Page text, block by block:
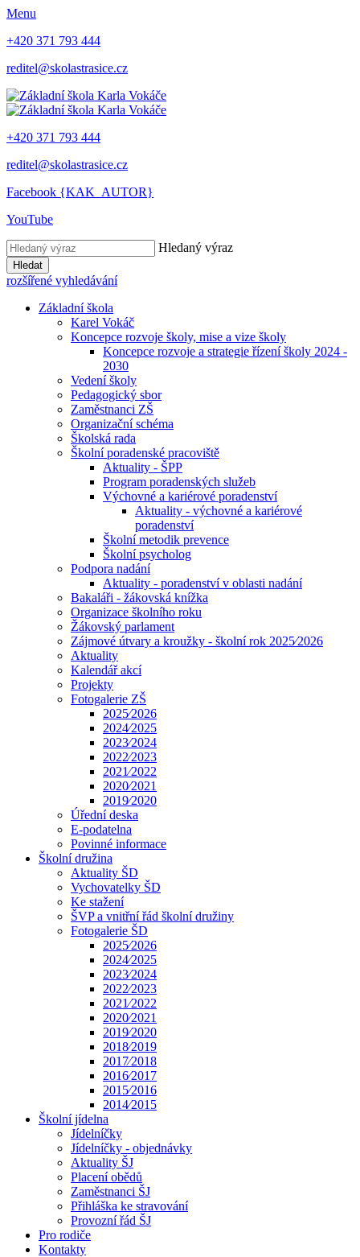
Menu
+420 371 793 444
reditel@skolastrasice.cz
+420 371 793 444
reditel@skolastrasice.cz
Facebook {KAK_AUTOR}
YouTube
Hledaný výraz
Hledat
rozšířené vyhledávání
Základní škola
Karel Vokáč
Koncepce rozvoje školy, mise a vize školy
Koncepce rozvoje a strategie řízení školy 2024 -
2030
Vedení školy
Pedagogický sbor
Zaměstnanci ZŠ
Organizační schéma
Školská rada
Školní poradenské pracoviště
Aktuality - ŠPP
Program poradenských služeb
Výchovné a kariérové poradenství
Aktuality - výchovné a kariérové
poradenství
Školní metodik prevence
Školní psycholog
Podpora nadání
Aktuality - poradenství v oblasti nadání
Bakaláři - žákovská knížka
Organizace školního roku
Žákovský parlament
Zájmové útvary a kroužky - školní rok 2025⁄2026
Aktuality
Kalendář akcí
Projekty
Fotogalerie ZŠ
2025⁄2026
2024⁄2025
2023⁄2024
2022⁄2023
2021⁄2022
2020⁄2021
2019⁄2020
Úřední deska
E-podatelna
Povinné informace
Školní družina
Aktuality ŠD
Vychovatelky ŠD
Ke stažení
ŠVP a vnitřní řád školní družiny
Fotogalerie ŠD
2025⁄2026
2024⁄2025
2023⁄2024
2022⁄2023
2021⁄2022
2020⁄2021
2019⁄2020
2018⁄2019
2017⁄2018
2016⁄2017
2015⁄2016
2014⁄2015
Školní jídelna
Jídelníčky
Jídelníčky - objednávky
Aktuality ŠJ
Placení obědů
Zaměstnanci ŠJ
Přihláška ke stravování
Provozní řád ŠJ
Pro rodiče
Kontakty